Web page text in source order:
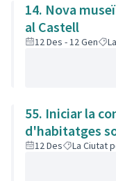
14. Nova
al Castell
12 Des - 12 Gen
55. Iniciar la
d'habitatges
12 Des La Ciutat